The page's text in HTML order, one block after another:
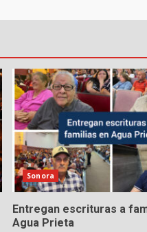
Sonora
Entregan escrituras a
Agua Prieta